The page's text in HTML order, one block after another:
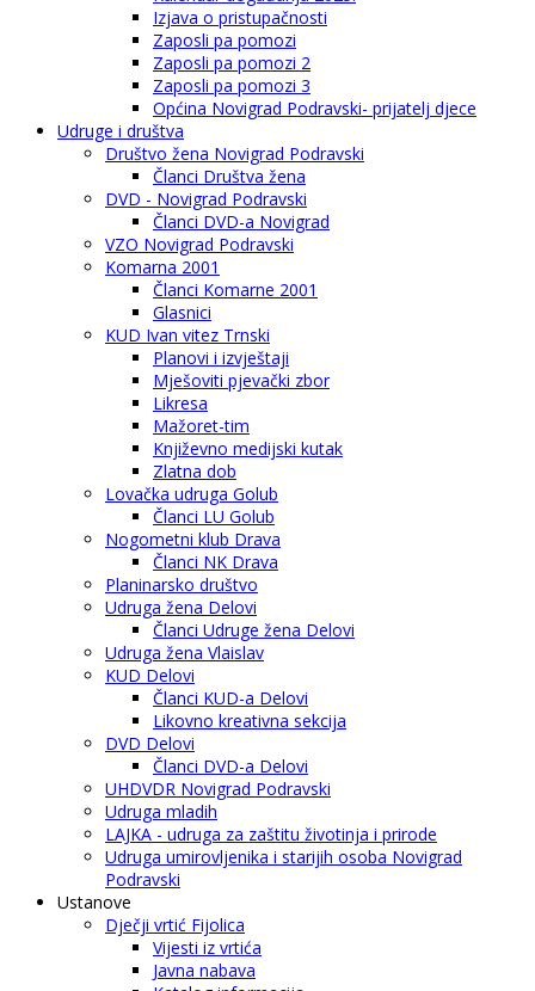
Izjava o pristupačnosti
Zaposli pa pomozi
Zaposli pa pomozi 2
Zaposli pa pomozi 3
Općina Novigrad Podravski- prijatelj djece
Udruge i društva
Društvo žena Novigrad Podravski
Članci Društva žena
DVD - Novigrad Podravski
Članci DVD-a Novigrad
VZO Novigrad Podravski
Komarna 2001
Članci Komarne 2001
Glasnici
KUD Ivan vitez Trnski
Planovi i izvještaji
Mješoviti pjevački zbor
Likresa
Mažoret-tim
Književno medijski kutak
Zlatna dob
Lovačka udruga Golub
Članci LU Golub
Nogometni klub Drava
Članci NK Drava
Planinarsko društvo
Udruga žena Delovi
Članci Udruge žena Delovi
Udruga žena Vlaislav
KUD Delovi
Članci KUD-a Delovi
Likovno kreativna sekcija
DVD Delovi
Članci DVD-a Delovi
UHDVDR Novigrad Podravski
Udruga mladih
LAJKA - udruga za zaštitu životinja i prirode
Udruga umirovljenika i starijih osoba Novigrad
Podravski
Ustanove
Dječji vrtić Fijolica
Vijesti iz vrtića
Javna nabava